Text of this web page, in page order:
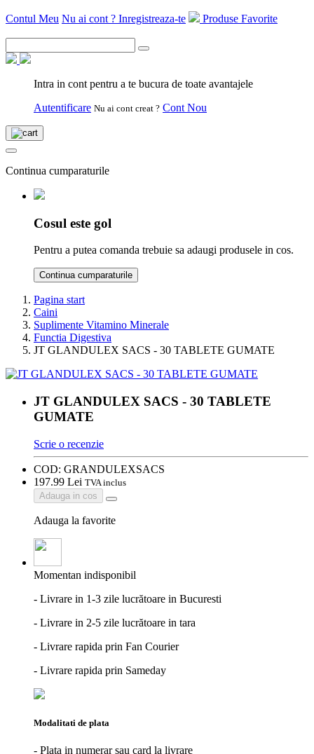
Contul Meu Nu ai cont ? Inregistreaza-te Produse Favorite
Intra in cont pentru a te bucura de toate avantajele
Autentificare Nu ai cont creat ? Cont Nou
Continua cumparaturile
Cosul este gol
Pentru a putea comanda trebuie sa adaugi produsele in cos.
Continua cumparaturile
Pagina start
Caini
Suplimente Vitamino Minerale
Functia Digestiva
JT GLANDULEX SACS - 30 TABLETE GUMATE
JT GLANDULEX SACS - 30 TABLETE
GUMATE
Scrie o recenzie
COD: GRANDULEXSACS
197.99 Lei TVA inclus
Adauga in cos
Adauga la favorite
Momentan indisponibil
- Livrare in 1-3 zile lucrătoare in Bucuresti
- Livrare in 2-5 zile lucrătoare in tara
- Livrare rapida prin Fan Courier
- Livrare rapida prin Sameday
Modalitati de plata
- Plata in numerar sau card la livrare